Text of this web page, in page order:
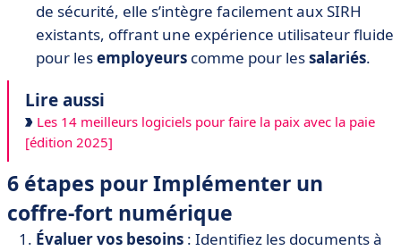
de sécurité, elle s’intègre facilement aux SIRH
existants, offrant une expérience utilisateur fluide
pour lesemployeurs comme pour lessalariés.
Lire aussi
Les 14 meilleurs logiciels pour faire la paix avec la paie
[édition 2025]
6 étapes pour Implémenter un
coffre-fort numérique
Évaluer vos besoins : Identifiez les documents à